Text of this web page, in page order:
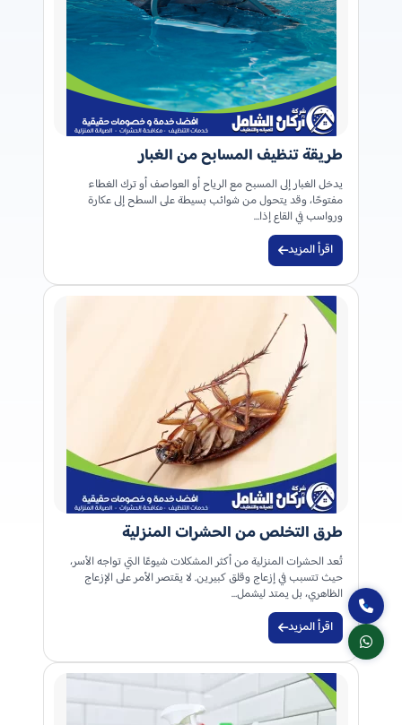
طريقة تنظيف المسابح من الغبار
يدخل الغبار إلى المسبح مع الرياح أو العواصف أو ترك الغطاء
مفتوحًا، وقد يتحول من شوائب بسيطة على السطح إلى عكارة
ورواسب في القاع إذا…
اقرأ المزيد
طرق التخلص من الحشرات المنزلية
تُعد الحشرات المنزلية من أكثر المشكلات شيوعًا التي تواجه الأسر،
حيث تتسبب في إزعاج وقلق كبيرين. لا يقتصر الأمر على الإزعاج
الظاهري، بل يمتد ليشمل…
اقرأ المزيد